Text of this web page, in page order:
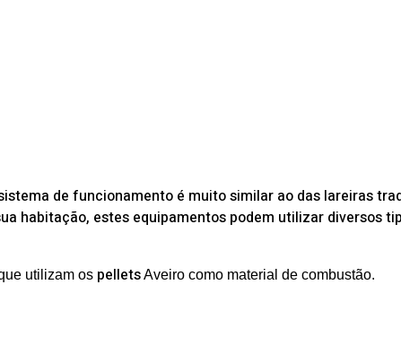
de funcionamento é muito similar ao das lareiras
habitação, estes equipamentos podem utilizar diversos
utilizam os pelletsAveiro como material de combustão.